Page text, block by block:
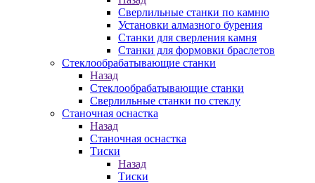
Сверлильные станки по камню
Установки алмазного бурения
Станки для сверления камня
Станки для формовки браслетов
Стеклообрабатывающие станки
Назад
Стеклообрабатывающие станки
Сверлильные станки по стеклу
Станочная оснастка
Назад
Станочная оснастка
Тиски
Назад
Тиски